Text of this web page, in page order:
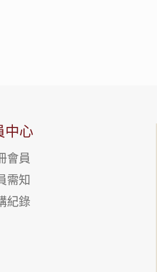
中心
會員
需知
紀錄